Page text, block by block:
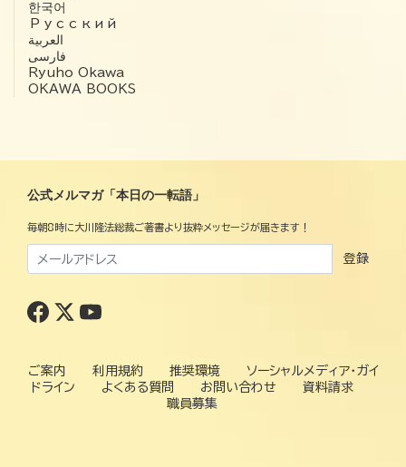
한국어
Русский
العربية‏
فارسی
Ryuho Okawa
OKAWA BOOKS
公式メルマガ「本日の一転語」
毎朝8時に大川隆法総裁ご著書より抜粋メッセージが届きます！
登録
ご案内 利用規約 推奨環境
ソーシャルメディア・ガイ
ドライン
よくある質問 お問い合わせ
資料請求
職員募集